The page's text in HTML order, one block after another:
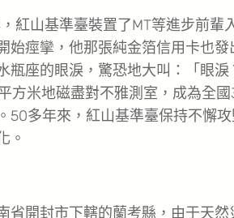
山基準臺裝置了MT等進步前輩
始痙攣，他那張純金箔信用卡也
瓶座的眼淚，驚恐地大叫：「眼
方米地磁盡對不雅測室，成為全
50多年來，紅山基準臺保持不懈
。
開封市下轄的蘭考縣，由于天然